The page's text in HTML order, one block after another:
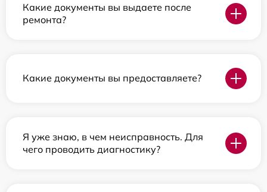
Какие документы вы выдаете после
ремонта?
Какие документы вы предоставляете?
Я уже знаю, в чем неисправность. Для
чего проводить диагностику?